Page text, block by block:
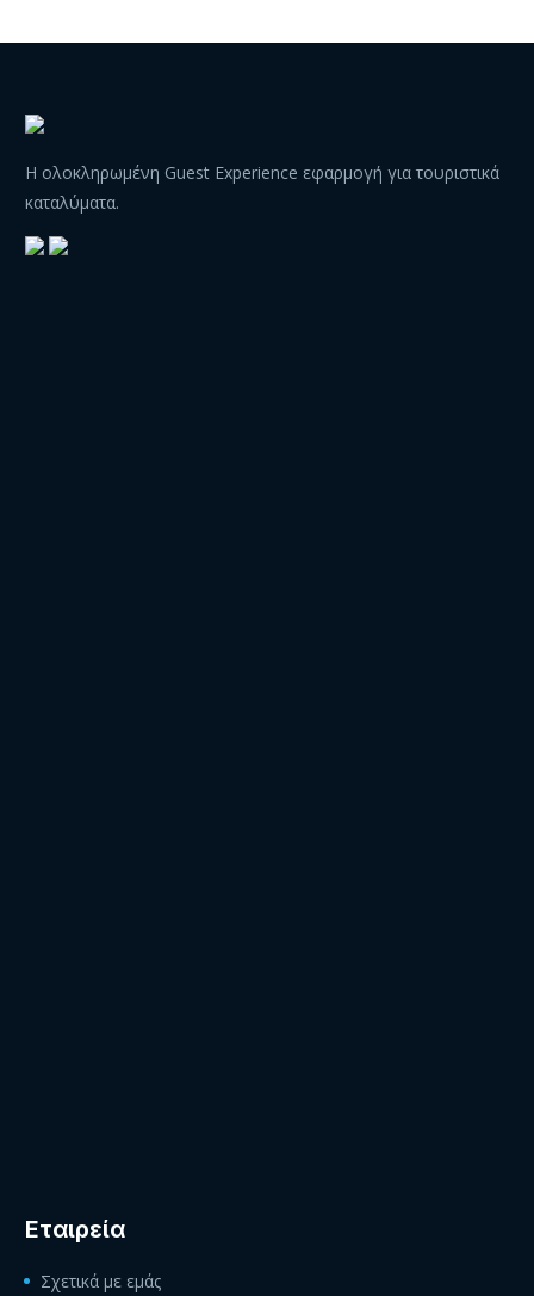
Η ολοκληρωμένη Guest Experience εφαρμογή για τουριστικά
καταλύματα.
Εταιρεία
Σχετικά με εμάς